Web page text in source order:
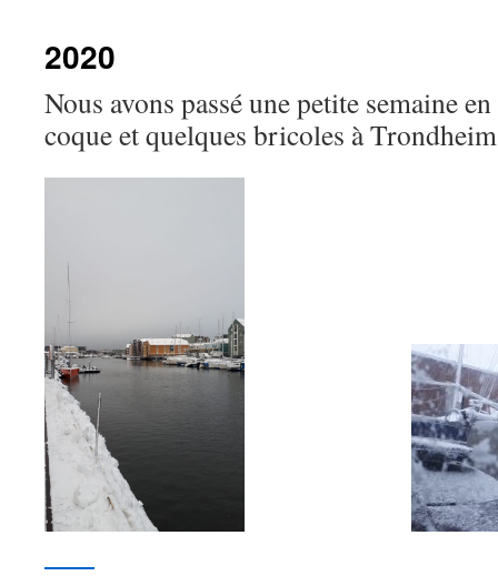
2020
Nous avons passé une petite semaine
coque et quelques bricoles à